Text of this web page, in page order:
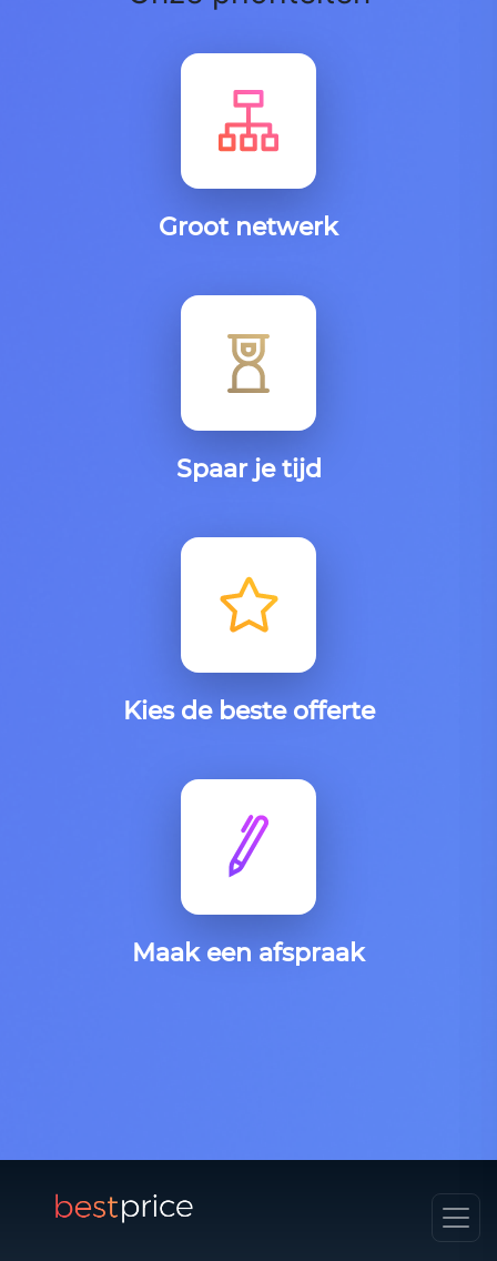
Groot netwerk
Spaar je tijd
Kies de beste offerte
Maak een afspraak